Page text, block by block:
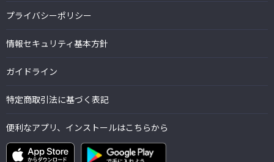
プライバシーポリシー
情報セキュリティ基本方針
ガイドライン
特定商取引法に基づく表記
便利なアプリ、インストールはこちらから